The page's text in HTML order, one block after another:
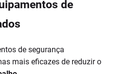
de
de segurança
mais eficazes de reduzir o